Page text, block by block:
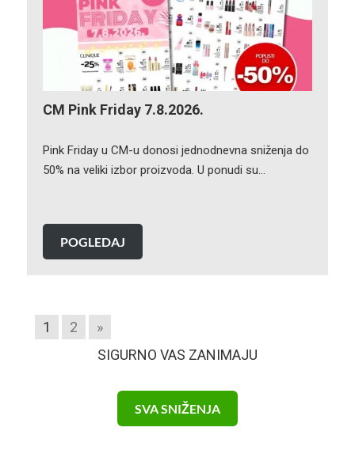
CM Pink Friday 7.8.2026.
Pink Friday u CM-u donosi jednodnevna sniženja do
50% na veliki izbor proizvoda. U ponudi su…
POGLEDAJ
1 2
»
SIGURNO VAS ZANIMAJU
SVA SNIŽENJA